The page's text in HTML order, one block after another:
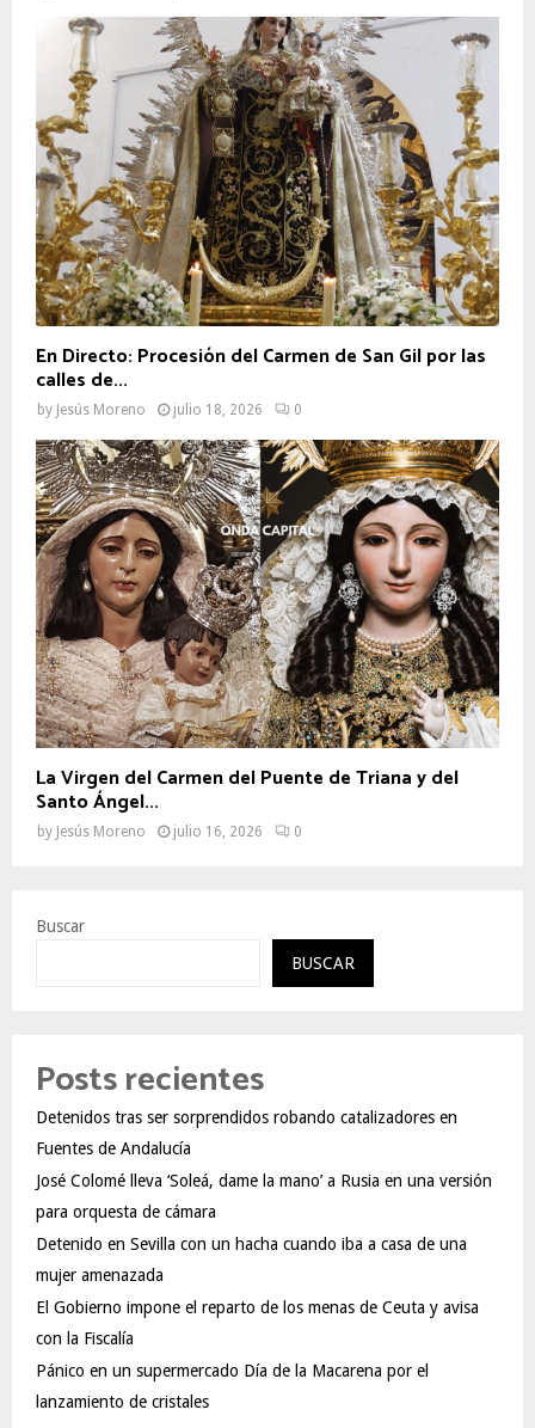
En Directo: Procesión del Carmen de San Gil por las
calles de...
by Jesús Moreno julio 18, 2026 0
La Virgen del Carmen del Puente de Triana y del
Santo Ángel...
by Jesús Moreno julio 16, 2026 0
Buscar
BUSCAR
Posts recientes
Detenidos tras ser sorprendidos robando catalizadores en
Fuentes de Andalucía
José Colomé lleva ‘Soleá, dame la mano’ a Rusia en una versión
para orquesta de cámara
Detenido en Sevilla con un hacha cuando iba a casa de una
mujer amenazada
El Gobierno impone el reparto de los menas de Ceuta y avisa
con la Fiscalía
Pánico en un supermercado Día de la Macarena por el
lanzamiento de cristales